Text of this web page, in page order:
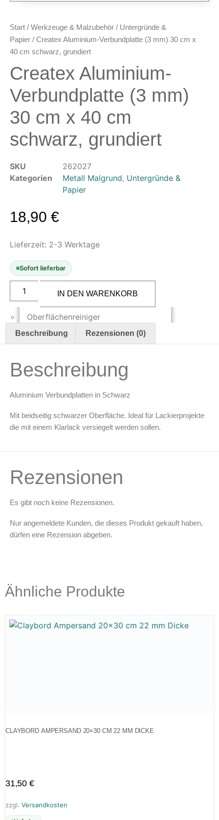
Schläuche & Kupplungen
Anschlüsse & Verschraubungen
Luftfilter & Druckregler
Werkzeuge & Malzubehör
Pinsel & Stifte
Pinstriping & Linienführung
Radierer & Schneidewerkzeuge
Plotter & Zubehör
Modellbau-Zubehör
Untergründe & Papier
Oberflächenvorbereitung &
Bearbeitung
Schleif- & Poliermittel
Sandstrahlen & Spezialbehandlungen
Maskierung & Schablonen
Maskierfolien & Maskierbänder
Schablonen & Templates
Reinigung & Pflege
Oberflächenreiniger
Airbrush-Reiniger
Zubehör & Ausstattung
Leerbehälter & Mischzubehör
Gutscheine
X
Start / Werkzeuge & Malzubehör / Untergründe &
Papier / Createx Aluminium-Verbundplatte (3 mm) 30 cm x
40 cm schwarz, grundiert
Createx Aluminium-
Verbundplatte (3 mm)
30 cm x 40 cm
schwarz, grundiert
SKU
262027
Kategorien
Metall Malgrund, Untergründe &
Papier
18,90 €
Lieferzeit: 2-3 Werktage
Sofort lieferbar
Createx
Aluminium-
Verbundplatte
mm)
30
cm
40
schwarz,
grundiert
Menge
IN DEN WARENKORB
Beschreibung Rezensionen (0)
Beschreibung
Aluminium Verbundplatten in Schwarz
Mit beidseitig schwarzer Oberfläche. Ideal für Lackierprojekte
die mit einem Klarlack versiegelt werden sollen.
Rezensionen
Es gibt noch keine Rezensionen.
Nur angemeldete Kunden, die dieses Produkt gekauft haben,
dürfen eine Rezension abgeben.
Ähnliche Produkte
CLAYBORD AMPERSAND 20×30 CM 22 MM DICKE
31,50 €
zzgl. Versandkosten